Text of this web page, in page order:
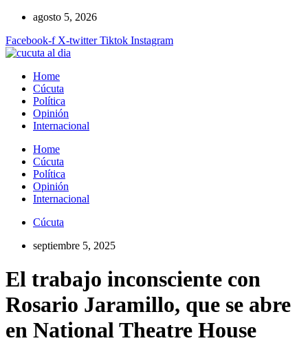
contenido
agosto 5, 2026
Facebook-f X-twitter Tiktok Instagram
Home
Cúcuta
Política
Opinión
Internacional
Home
Cúcuta
Política
Opinión
Internacional
Cúcuta
septiembre 5, 2025
El trabajo inconsciente con
Rosario Jaramillo, que se abre
en National Theatre House